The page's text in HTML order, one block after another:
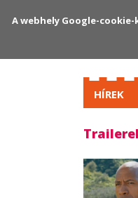
HÍREK
A webhely Google-